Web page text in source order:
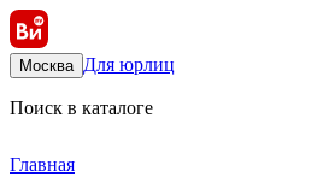
Москва Для юрлиц
Поиск в каталоге
Главная